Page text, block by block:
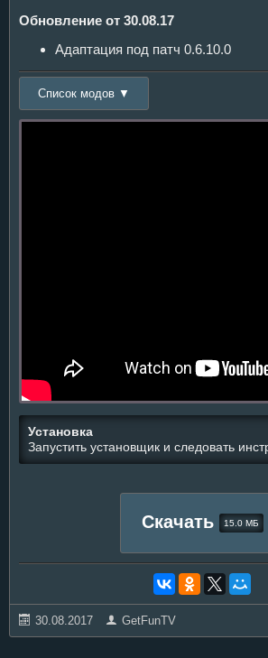
Обновление от 30.08.17
Адаптация под патч 0.6.10.0
Установка
Запустить установщик и следовать
Скачать 15.0 МБ
30.08.2017 GetFunTV